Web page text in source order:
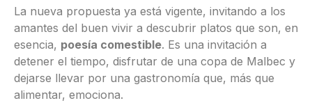
La nueva propuesta ya está vigente, invitando a los
amantes del buen vivir a descubrir platos que son, en
esencia, poesía comestible. Es una invitación a
detener el tiempo, disfrutar de una copa de Malbec y
dejarse llevar por una gastronomía que, más que
alimentar, emociona.